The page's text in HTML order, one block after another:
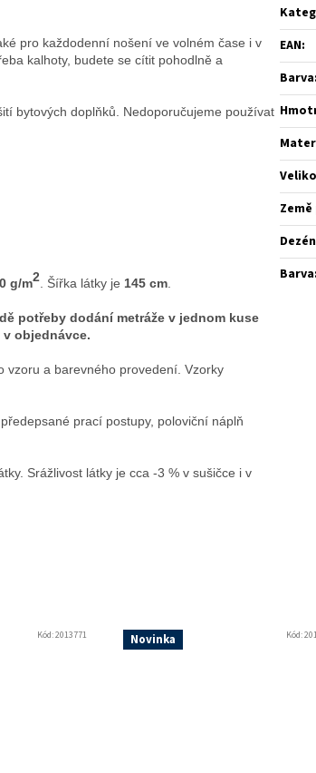
pro každodenní nošení ve volném čase i v
kalhoty, budete se cítit pohodlně a
bytových doplňků. Nedoporučujeme používat
g/m2. Šířka látky je 145 cm.
potřeby dodání metráže v jednom kuse
objednávce.
vzoru a barevného provedení. Vzorky
prací postupy, poloviční náplň
Srážlivost látky je cca -3 % v sušičce i v
EAN:
Barva:
Dezén
Barva:
Kód:2013771 Novinka Kód: